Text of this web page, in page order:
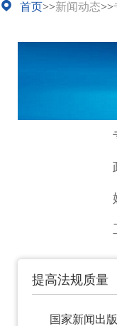
首页>>新闻动态>>
提高法规质量
国家新闻出